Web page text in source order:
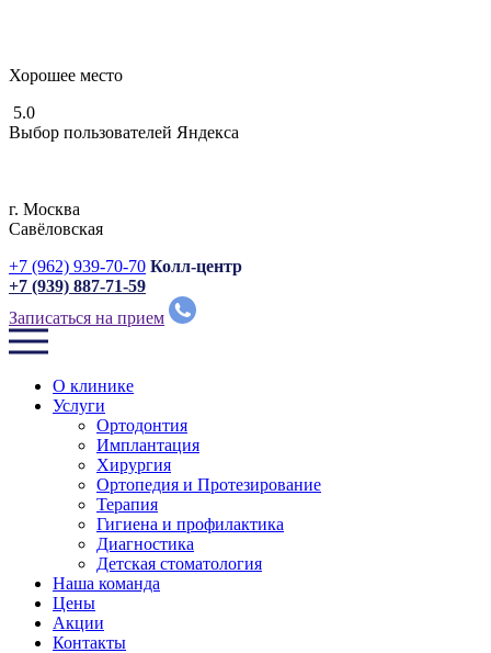
Хорошее место
5.0
Выбор пользователей Яндекса
г. Москвa
Савёловская
+7 (962) 939-70-70 Колл-центр
+7 (939) 887-71-59
Записаться на прием
О клинике
Услуги
Ортодонтия
Имплантация
Хирургия
Ортопедия и Протезирование
Терапия
Гигиена и профилактика
Диагностика
Детская стоматология
Наша команда
Цены
Акции
Контакты